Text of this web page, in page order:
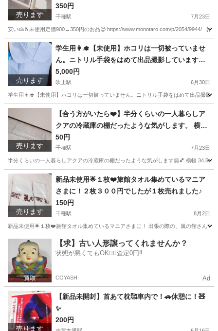
売ります
渡しさせていただきます。パール金属株式会社🤗
❤️https://www.monotaro.com/p/2054/9944/
350円
千種駅 7月23日
安い🍰🥂未使用定価900→350円のお品😊 https://www.monotaro.com/p/2054/9944/ 【
愛知 名古屋市 千種駅 収納家具
売ります
学生用👩‍🎓【未使用】ホコリは一切被っていませ
ん。ニトリル手袋をはめて出品撮影しています。
こちらすいません🙇‍♀️先日撮影しましたが、半袖か
長袖かの確認を忘れてしまいました。もう綺麗に
しまってしまいました。気にしない方にお願いい
たします(＞＜)🙏！！→長袖でした(*^^*)
5,000円
吹上駅 6月30日
学生用👩‍🎓【未使用】ホコリは一切被っていません。ニトリル手袋をはめて出品撮影
愛知 名古屋市 吹上駅 ブラウス 封筒
売ります
【合う方がいたら❤️】半分くらいの一人暮らしア
クアの冷蔵庫の棚だったような気がします。 横幅
34.5cm 奥行き 10.5cm 高さ6.5cm 冷蔵庫の中の
棚です。 メーカー名はアクアだった気がします。
特に破損はありませんが、画像の1番奥の部分、数
ミリのヒビが、少し入っています。 画像でご確認
ください、と言っても、良く見えないような場所
です。
50円
千種駅 7月23日
半分くらいの一人暮らしアクアの冷蔵庫の棚だったような気がします🤗💕 横幅
愛知 名古屋市 千種駅 キッチン家電 場所
売ります
新品未使用🌟１枚❤️旅館タオル集めているマニア
さまに！２枚３００円でしたが１枚売れました♪
150円
千種駅 8月2日
新品未使用🌟１枚❤️旅館タオル集めているマニアさまに！ 出張の際の、嵐の館さんで
名古屋市 千種駅 家庭用品 カミソリ
【求】古い人形譲ってくれませんか？
状態が悪くてもOK🙆‍♀️査定0円‼️
COYASH Ad
売ります
【新品未開封】首あて枕🥰車内で！🚗休憩に！🧸
✨
200円